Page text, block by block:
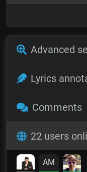
Advanced
Lyrics
Comments
22 users
AM